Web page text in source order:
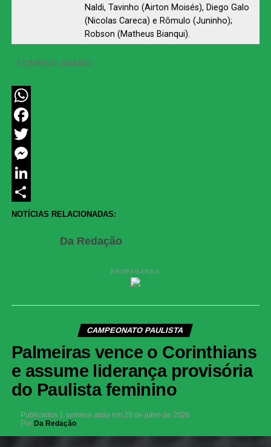
Naldi, Tavinho (Airton Moisés), Diego Galo
(Nicolas Careca) e Rômulo (Juninho);
Robson (Matheus Bianqui).
COMENTE ABAIXO:
WhatsApp
Facebook
Twitter
Messenger
LinkedIn
Share
NOTÍCIAS RELACIONADAS:
Da Redação
PROPAGANDA
CAMPEONATO PAULISTA
Palmeiras vence o Corinthians
e assume liderança provisória
do Paulista feminino
Publicados 1 semana atrás em 29 de julho de 2026
Por Da Redação